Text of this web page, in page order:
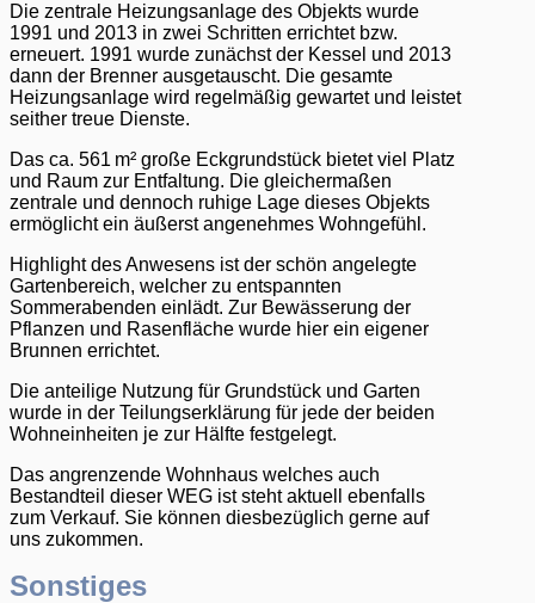
Die zentrale Heizungsanlage des Objekts wurde
1991 und 2013 in zwei Schritten errichtet bzw.
erneuert. 1991 wurde zunächst der Kessel und 2013
dann der Brenner ausgetauscht. Die gesamte
Heizungsanlage wird regelmäßig gewartet und leistet
seither treue Dienste.
Das ca. 561 m² große Eckgrundstück bietet viel Platz
und Raum zur Entfaltung. Die gleichermaßen
zentrale und dennoch ruhige Lage dieses Objekts
ermöglicht ein äußerst angenehmes Wohngefühl.
Highlight des Anwesens ist der schön angelegte
Gartenbereich, welcher zu entspannten
Sommerabenden einlädt. Zur Bewässerung der
Pflanzen und Rasenfläche wurde hier ein eigener
Brunnen errichtet.
Die anteilige Nutzung für Grundstück und Garten
wurde in der Teilungserklärung für jede der beiden
Wohneinheiten je zur Hälfte festgelegt.
Das angrenzende Wohnhaus welches auch
Bestandteil dieser WEG ist steht aktuell ebenfalls
zum Verkauf. Sie können diesbezüglich gerne auf
uns zukommen.
Sonstiges